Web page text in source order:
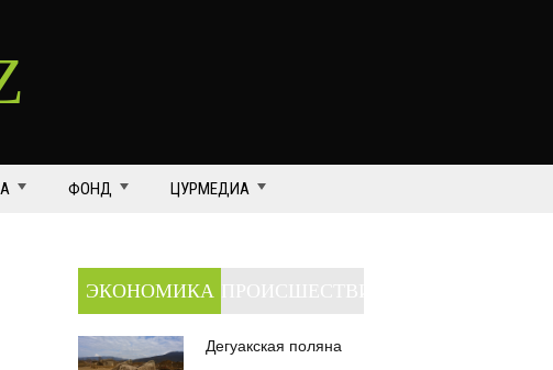
ФОНД ЦУРМЕДИА
ЭКОНОМИКА
Дегуакская поляна